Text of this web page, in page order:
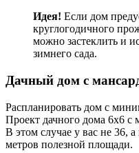
Идея! Если дом
круглогодичного
можно застеклить и
зимнего сада.
Дачный дом с
Распланировать дом с
Проект дачного дома 6х6
В этом случае у вас не 36,
метров полезной площади.